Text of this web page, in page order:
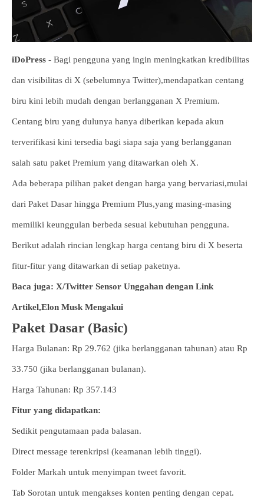
iDoPress - Bagi pengguna yang ingin meningkatkan kredibilitas
dan visibilitas di X (sebelumnya Twitter),mendapatkan centang
biru kini lebih mudah dengan berlangganan X Premium.
Centang biru yang dulunya hanya diberikan kepada akun
terverifikasi kini tersedia bagi siapa saja yang berlangganan
salah satu paket Premium yang ditawarkan oleh X.
Ada beberapa pilihan paket dengan harga yang bervariasi,mulai
dari Paket Dasar hingga Premium Plus,yang masing-masing
memiliki keunggulan berbeda sesuai kebutuhan pengguna.
Berikut adalah rincian lengkap harga centang biru di X beserta
fitur-fitur yang ditawarkan di setiap paketnya.
Baca juga: X/Twitter Sensor Unggahan dengan Link
Artikel,Elon Musk Mengakui
Paket Dasar (Basic)
Harga Bulanan: Rp 29.762 (jika berlangganan tahunan) atau Rp
33.750 (jika berlangganan bulanan).
Harga Tahunan: Rp 357.143
Fitur yang didapatkan:
Sedikit pengutamaan pada balasan.
Direct message terenkripsi (keamanan lebih tinggi).
Folder Markah untuk menyimpan tweet favorit.
Tab Sorotan untuk mengakses konten penting dengan cepat.